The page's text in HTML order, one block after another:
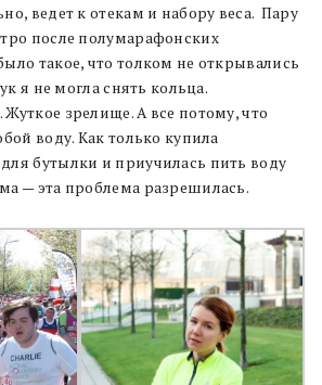
ведет к отекам и набору веса. Пару
после полумарафонских
такое, что толком не открывались
я не могла снять кольца.
зрелище. А все потому, что
воду. Как только купила
бутылки и приучилась пить воду
— эта проблема разрешилась.